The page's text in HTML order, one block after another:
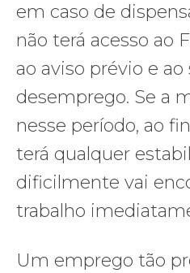
em caso de
não terá acesso ao
ao aviso prévio e ao
desemprego. Se a
nesse período, ao
terá qualquer
dificilmente vai
trabalho
Um emprego tão